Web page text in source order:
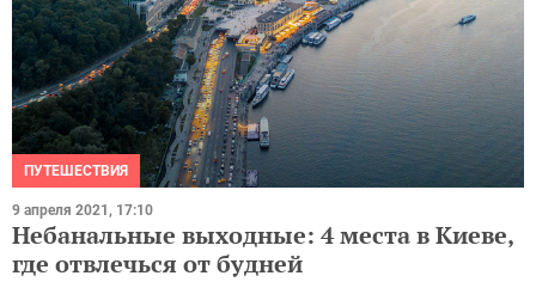
ПУТЕШЕСТВИЯ
9 апреля 2021, 17:10
Небанальные выходные: 4 места в Киеве,
где отвлечься от будней